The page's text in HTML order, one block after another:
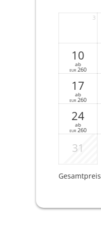
3
10
ab
EUR 260
17
ab
EUR 260
24
ab
EUR 260
31
Gesamtpreis